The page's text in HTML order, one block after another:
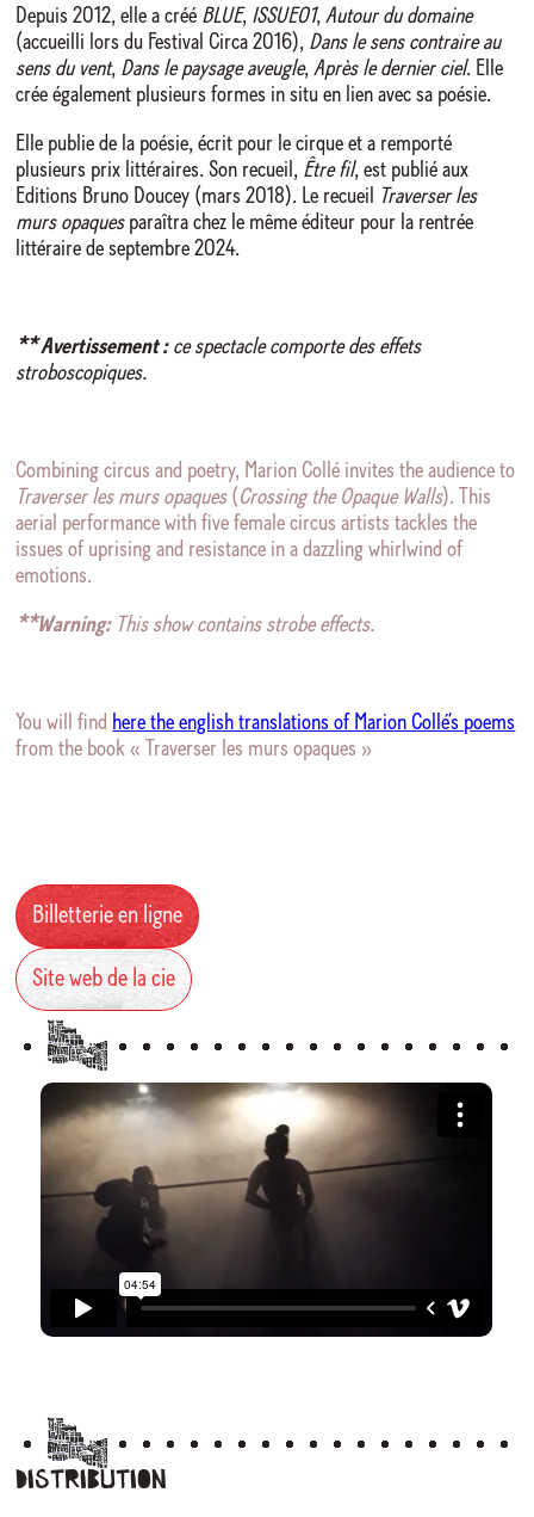
Depuis 2012, elle a créé BLUE, ISSUE01,Autour du domaine
(accueilli lors du Festival Circa 2016), Dans le sens contraire au
sens du vent, Dans le paysage aveugle,Après le dernier ciel. Elle
crée également plusieurs formes in situ en lien avec sa poésie.
Elle publie de la poésie, écrit pour le cirque et a remporté
plusieurs prix littéraires. Son recueil, Être fil, est publié aux
Editions Bruno Doucey (mars 2018). Le recueil
Traverser les
murs opaquesparaîtra chez le même éditeur pour la rentrée
littéraire de septembre 2024.
** Avertissement :ce spectacle comporte des effets
stroboscopiques.
Combining circus and poetry, Marion Collé invites the audience to
Traverser les murs opaques( Crossing the Opaque Walls). This
aerial performance with five female circus artists tackles the
issues of uprising and resistance in a dazzling whirlwind of
emotions.
**Warning:This show contains strobe effects.
You will find here the english translations of Marion Collé’s poems
from the book « Traverser les murs opaques »
Billetterie en ligne
Site web de la cie
Distribution